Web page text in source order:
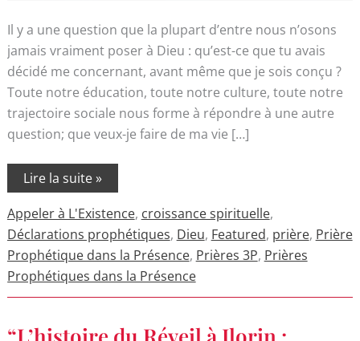
Il y a une question que la plupart d’entre nous n’osons
jamais vraiment poser à Dieu : qu’est-ce que tu avais
décidé me concernant, avant même que je sois conçu ?
Toute notre éducation, toute notre culture, toute notre
trajectoire sociale nous forme à répondre à une autre
question; que veux-je faire de ma vie […]
Lire la suite »
Appeler à L'Existence, croissance spirituelle,
Déclarations prophétiques, Dieu, Featured, prière, Prière
Prophétique dans la Présence, Prières 3P, Prières
Prophétiques dans la Présence
“L’histoire